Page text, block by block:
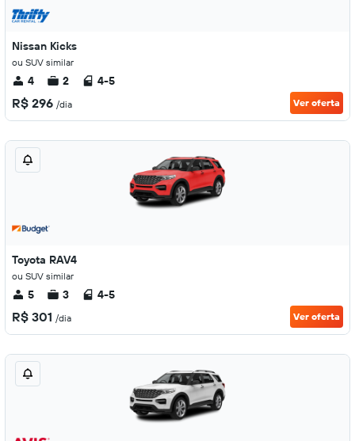
Nissan Kicks
ou SUV similar
4 2 4-5
R$ 296 /dia Ver oferta
Toyota RAV4
ou SUV similar
5 3 4-5
R$ 301 /dia Ver oferta